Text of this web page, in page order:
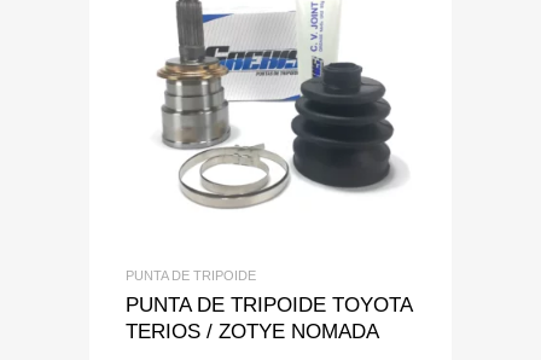
Add to Wishlist
Add to Compare
PUNTA DE TRIPOIDE
PUNTA DE TRIPOIDE TOYOTA
TERIOS / ZOTYE NOMADA